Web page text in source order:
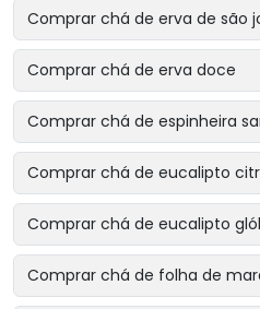
Comprar chá de erva de são
Comprar chá de erva doce
Comprar chá de espinheira
Comprar chá de eucalipto
Comprar chá de eucalipto
Comprar chá de folha de